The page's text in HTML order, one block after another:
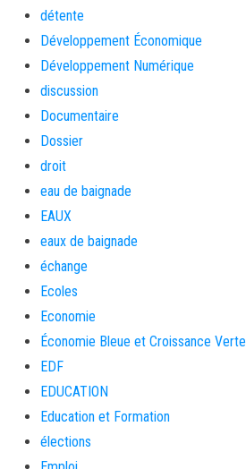
détente
Développement Économique
Développement Numérique
discussion
Documentaire
Dossier
droit
eau de baignade
EAUX
eaux de baignade
échange
Ecoles
Economie
Économie Bleue et Croissance Verte
EDF
EDUCATION
Education et Formation
élections